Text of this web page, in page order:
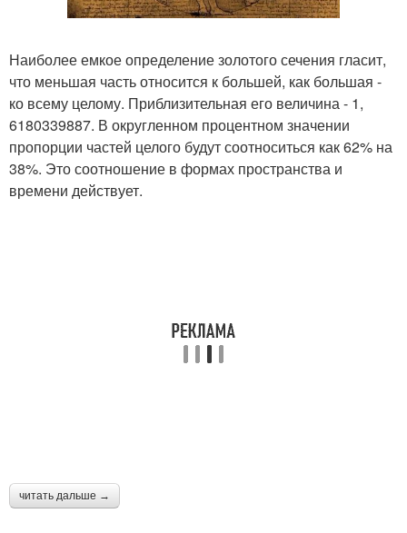
Наиболее емкое определение золотого сечения гласит,
что меньшая часть относится к большей, как большая -
ко всему целому. Приблизительная его величина - 1,
6180339887. В округленном процентном значении
пропорции частей целого будут соотноситься как 62% на
38%. Это соотношение в формах пространства и
времени действует.
читать дальше →